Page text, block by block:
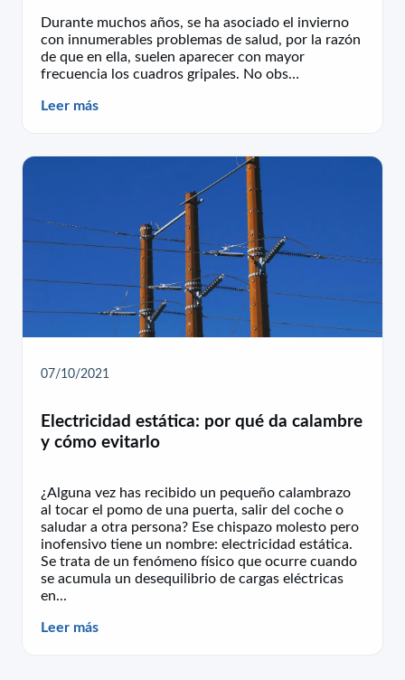
Durante muchos años, se ha asociado el invierno
con innumerables problemas de salud, por la razón
de que en ella, suelen aparecer con mayor
frecuencia los cuadros gripales. No obs…
Leer más
07/10/2021
Electricidad estática: por qué da calambre
y cómo evitarlo
¿Alguna vez has recibido un pequeño calambrazo
al tocar el pomo de una puerta, salir del coche o
saludar a otra persona? Ese chispazo molesto pero
inofensivo tiene un nombre: electricidad estática.
Se trata de un fenómeno físico que ocurre cuando
se acumula un desequilibrio de cargas eléctricas
en...
Leer más